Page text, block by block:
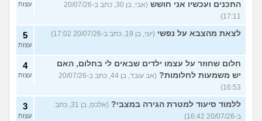
התכנים ועכשיו אני חושש
(אבי, בן 30, כתב ב-20/07/26
17:11)
עצות
לצאת מהצבא על נפשי (יוני, בן 19, כתב ב-20/07/26 17:02) 5
עצות
חלום שחוזר על עצמו ילדים שבאים לי בחלום, האם
יש משמעות לחלומות?
(אב עובד, בן 44, כתב ב-20/07/26
16:53)
4
עצות
ללמוד סיעוד למטרת הגירה במצבי?
(אלכס, בן 31, כתב
ב-20/07/26 16:42)
3
עצות